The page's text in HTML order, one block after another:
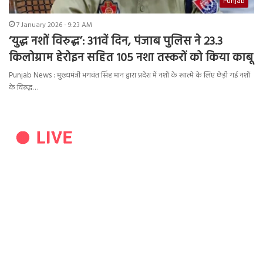
7 January 2026 - 9:23 AM
‘युद्ध नशों विरुद्ध’: 311वें दिन, पंजाब पुलिस ने 23.3
किलोग्राम हेरोइन सहित 105 नशा तस्करों को किया काबू
Punjab News : मुख्यमंत्री भगवंत सिंह मान द्वारा प्रदेश में नशों के खात्मे के लिए छेड़ी गई नशों
के विरुद्ध…